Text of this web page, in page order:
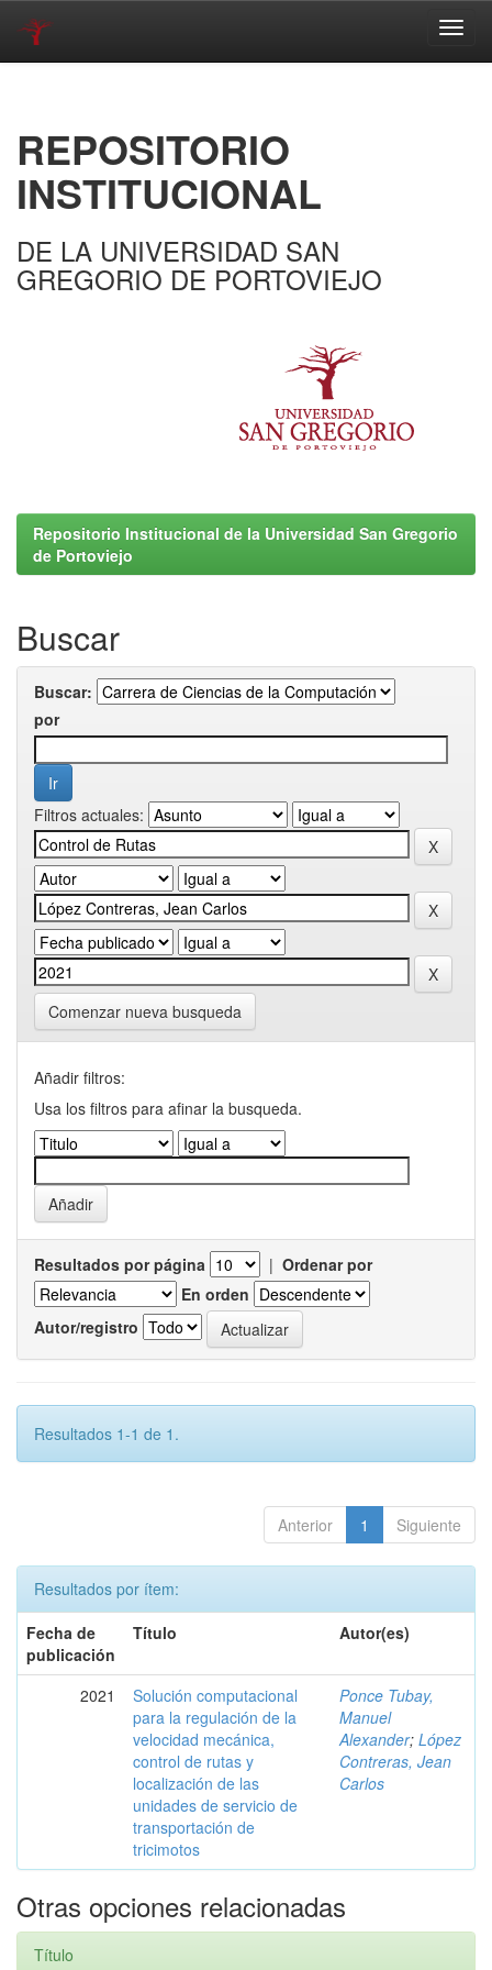
REPOSITORIO
INSTITUCIONAL
DE LA UNIVERSIDAD SAN
GREGORIO DE PORTOVIEJO
Repositorio Institucional de la Universidad San Gregorio
de Portoviejo
Buscar
Buscar:
por
Filtros actuales:
Comenzar nueva busqueda
Añadir filtros:
Usa los filtros para afinar la busqueda.
Resultados por página | Ordenar por
En orden
Autor/registro
Resultados 1-1 de 1.
Anterior 1 Siguiente
Resultados por ítem:
Fecha de
publicación
Título Autor(es)
2021
Solución computacional
para la regulación de la
velocidad mecánica,
control de rutas y
localización de las
unidades de servicio de
transportación de
tricimotos
Ponce Tubay,
Manuel
Alexander; López
Contreras, Jean
Carlos
Otras opciones relacionadas
Título